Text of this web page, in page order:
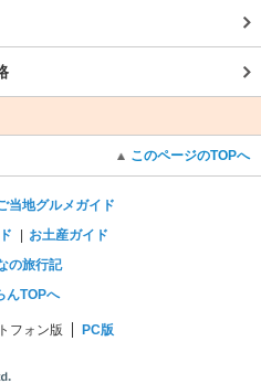
このページのTOPへ
当地グルメガイド
お土産ガイド
の旅行記
んTOPへ
フォン版 PC版